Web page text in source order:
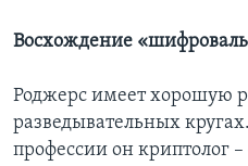
Восхождение
Роджерс имеет хорошую
разведывательных
профессии он криптолог